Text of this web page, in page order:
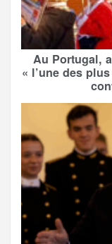
Au Portugal,
« l’une des